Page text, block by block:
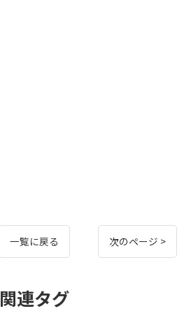
一覧に戻る 次のページ >
関連タグ